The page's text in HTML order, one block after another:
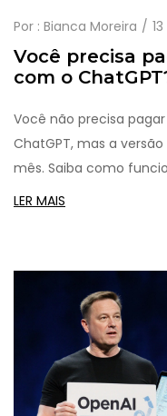
Por : Bianca Moreira
Você precisa
com o
Você não precisa
ChatGPT, mas a
mês. Saiba como
quando vale a pena
LER MAIS